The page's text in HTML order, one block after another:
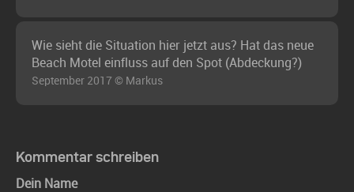
Wie sieht die Situation hier jetzt aus? Hat das neue
Beach Motel einfluss auf den Spot (Abdeckung?)
September 2017 © Markus
Kommentar schreiben
Dein Name